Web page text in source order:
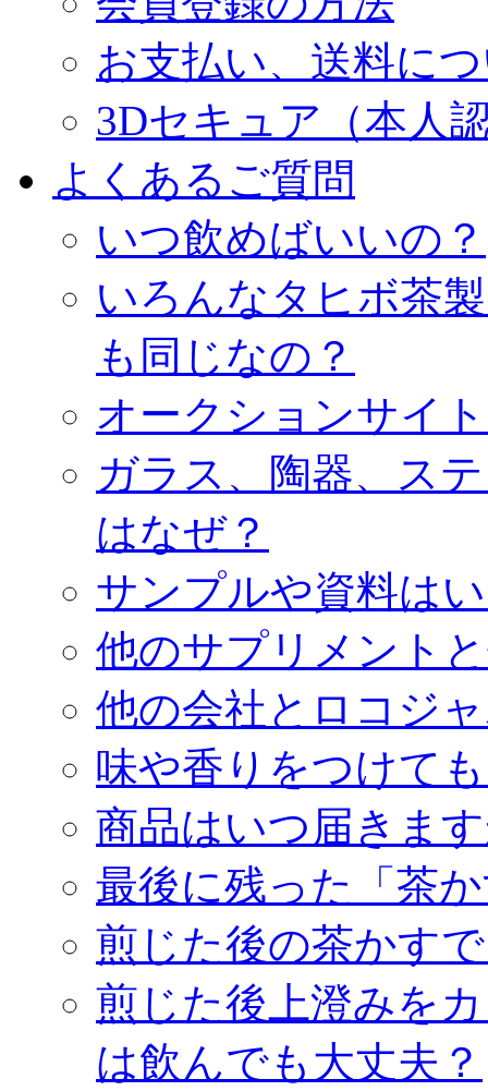
お支払い、送料に
3Dセキュア（本人
よくあるご質問
いつ飲めばいいの？
いろんなタヒボ茶
も同じなの？
オークションサイ
ガラス、陶器、ス
はなぜ？
サンプルや資料は
他のサプリメント
他の会社とロコジ
味や香りをつけて
商品はいつ届きま
最後に残った「茶
煎じた後の茶かす
煎じた後上澄みを
は飲んでも大丈夫？